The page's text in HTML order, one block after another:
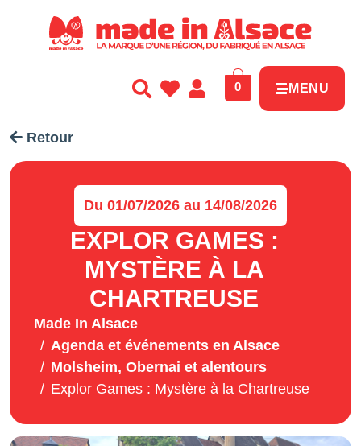
0 MENU
Retour
Du 01/07/2026 au 14/08/2026
EXPLOR GAMES :
MYSTÈRE À LA
CHARTREUSE
Made In Alsace
Agenda et événements en Alsace
Molsheim, Obernai et alentours
Explor Games : Mystère à la Chartreuse